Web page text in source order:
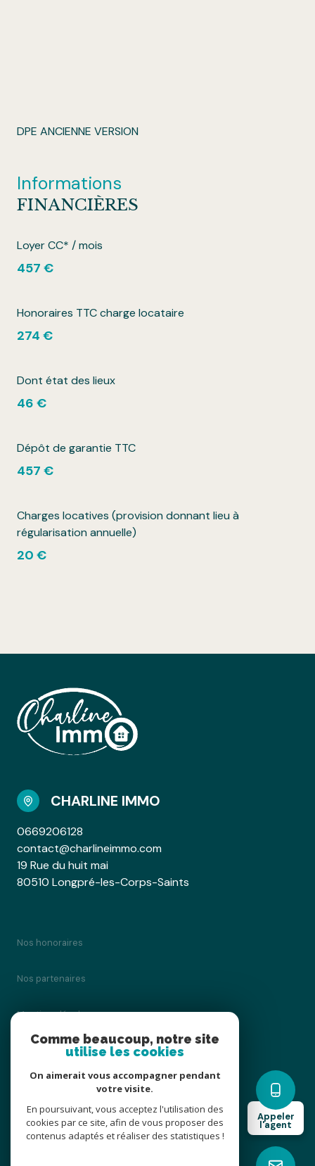
Appeler
l'agent
DPE ANCIENNE VERSION
Informations
FINANCIÈRES
Loyer CC* / mois
457 €
Honoraires TTC charge locataire
274 €
Dont état des lieux
46 €
Dépôt de garantie TTC
457 €
Charges locatives (provision donnant lieu à
régularisation annuelle)
20 €
CHARLINE IMMO
0669206128
contact@charlineimmo.com
19 Rue du huit mai
80510 Longpré-les-Corps-Saints
Nos honoraires
Nos partenaires
Mentions légales
Cookies
Comme beaucoup, notre site
utilise les cookies
On aimerait vous accompagner pendant
votre visite.
En poursuivant, vous acceptez l'utilisation des
cookies par ce site, afin de vous proposer des
contenus adaptés et réaliser des statistiques !